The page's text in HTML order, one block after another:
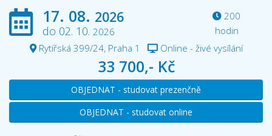
17. 08. 2026
do 02. 10. 2026
200
hodin
Rytířská 399/24, Praha 1
Online - živé vysílání
33 700,- Kč
OBJEDNAT - studovat prezenčně
OBJEDNAT - studovat online